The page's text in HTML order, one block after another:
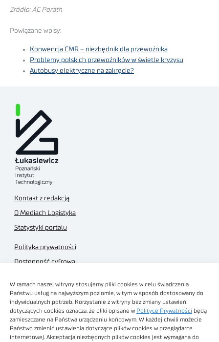
W ramach naszej witryny stosujemy pliki cookies w celu świadczenia
Państwu usług na najwyższym poziomie, w tym w sposób dostosowany do
indywidualnych potrzeb. Korzystanie z witryny bez zmiany ustawień
dotyczących cookies oznacza, że pliki opisane w Polityce Prywatności będą
zamieszczane na Państwa urządzeniu końcowym. W każdej chwili możecie
Państwo zmienić ustawienia dotyczące plików cookies w przeglądarce
internetowej. Akceptacja niezbędnych plików cookies jest wymagana do
Zródło: AC Porath
Powiązane wpisy:
Konwencja CMR – niezbędnik dla przewoźnika
Problemy polskich przewoźników w świetle kryzysu
Autobusy elektryczne na zakręcie?
Kontakt z redakcją
O Mediach Logistyka
Statystyki portalu
Polityka prywatności
Dostępność cyfrowa
Regulamin sklepu